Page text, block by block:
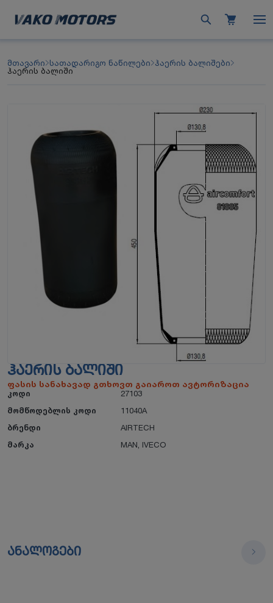
მთავარი სათადარიგო ნაწილები ჰაერის ბალიშები
ჰაერის ბალიში
ᲰᲐᲔᲠᲘᲡ ᲑᲐᲚᲘᲨᲘ
ფასის სანახავად გთხოვთ გაიაროთ ავტორიზაცია
კოდი
27103
მომწოდებლის კოდი
11040A
ბრენდი
AIRTECH
მარკა
MAN IVECO
ანალოგები